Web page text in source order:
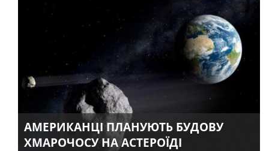
АМЕРИКАНЦІ ПЛАНУЮТЬ БУДОВУ
ХМАРОЧОСУ НА АСТЕРОЇДІ